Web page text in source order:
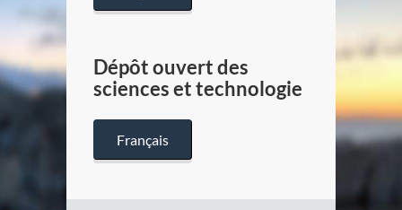
Dépôt ouvert des
sciences et technologie
Français